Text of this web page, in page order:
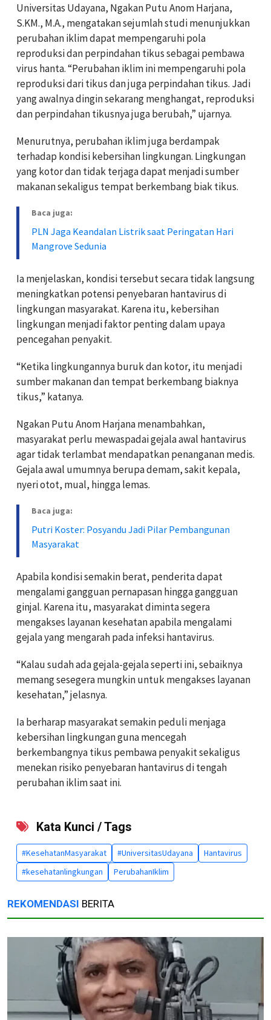
Universitas Udayana, Ngakan Putu Anom Harjana,
S.KM., M.A., mengatakan sejumlah studi menunjukkan
perubahan iklim dapat mempengaruhi pola
reproduksi dan perpindahan tikus sebagai pembawa
virus hanta. “Perubahan iklim ini mempengaruhi pola
reproduksi dari tikus dan juga perpindahan tikus. Jadi
yang awalnya dingin sekarang menghangat, reproduksi
dan perpindahan tikusnya juga berubah,” ujarnya.
Menurutnya, perubahan iklim juga berdampak
terhadap kondisi kebersihan lingkungan. Lingkungan
yang kotor dan tidak terjaga dapat menjadi sumber
makanan sekaligus tempat berkembang biak tikus.
Baca juga:
PLN Jaga Keandalan Listrik saat Peringatan Hari
Mangrove Sedunia
Ia menjelaskan, kondisi tersebut secara tidak langsung
meningkatkan potensi penyebaran hantavirus di
lingkungan masyarakat. Karena itu, kebersihan
lingkungan menjadi faktor penting dalam upaya
pencegahan penyakit.
“Ketika lingkungannya buruk dan kotor, itu menjadi
sumber makanan dan tempat berkembang biaknya
tikus,” katanya.
Ngakan Putu Anom Harjana menambahkan,
masyarakat perlu mewaspadai gejala awal hantavirus
agar tidak terlambat mendapatkan penanganan medis.
Gejala awal umumnya berupa demam, sakit kepala,
nyeri otot, mual, hingga lemas.
Baca juga:
Putri Koster: Posyandu Jadi Pilar Pembangunan
Masyarakat
Apabila kondisi semakin berat, penderita dapat
mengalami gangguan pernapasan hingga gangguan
ginjal. Karena itu, masyarakat diminta segera
mengakses layanan kesehatan apabila mengalami
gejala yang mengarah pada infeksi hantavirus.
“Kalau sudah ada gejala-gejala seperti ini, sebaiknya
memang sesegera mungkin untuk mengakses layanan
kesehatan,” jelasnya.
Ia berharap masyarakat semakin peduli menjaga
kebersihan lingkungan guna mencegah
berkembangnya tikus pembawa penyakit sekaligus
menekan risiko penyebaran hantavirus di tengah
perubahan iklim saat ini.
Kata Kunci / Tags
#KesehatanMasyarakat #UniversitasUdayana
Hantavirus
#kesehatanlingkungan
PerubahanIklim
REKOMENDASI BERITA